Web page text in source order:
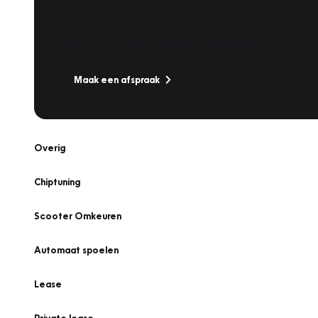
Maak een afspraak
Overig
Chiptuning
Scooter Omkeuren
Automaat spoelen
Lease